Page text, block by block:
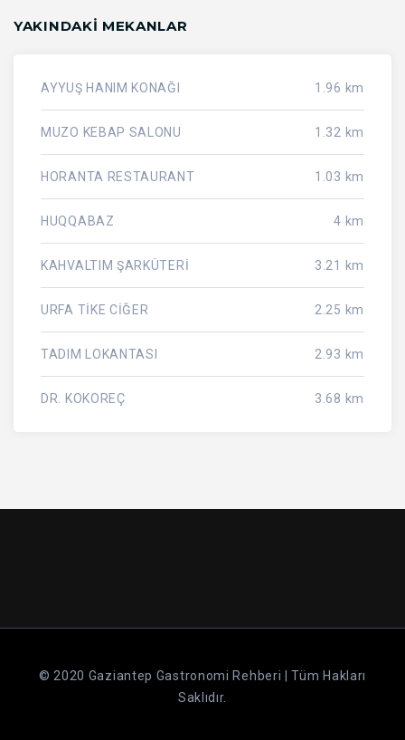
YAKINDAKI MEKANLAR
AYYUŞ HANIM KONAĞI 1.96 km
MUZO KEBAP SALONU 1.32 km
HORANTA RESTAURANT 1.03 km
HUQQABAZ 4 km
KAHVALTIM ŞARKÜTERİ 3.21 km
URFA TİKE CİĞER 2.25 km
TADIM LOKANTASI 2.93 km
DR. KOKOREÇ 3.68 km
© 2020 Gaziantep Gastronomi Rehberi | Tüm Hakları
Saklıdır.